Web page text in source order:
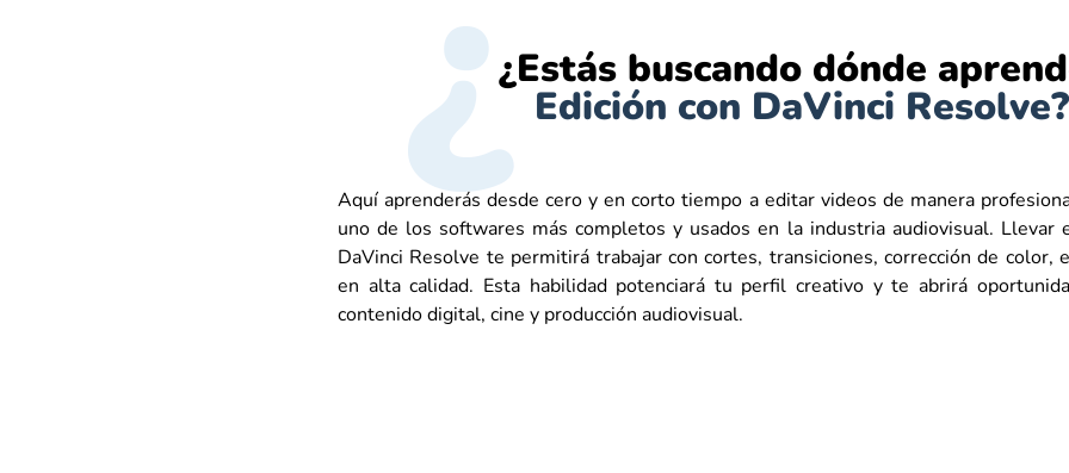
¿Estás buscando dónde
Edición con DaVinci Resolve?
Aquí aprenderás desde cero y en corto tiempo a editar videos de manera
uno de los softwares más completos y usados en la industria audiovisual. Llevar
DaVinci Resolve te permitirá trabajar con cortes, transiciones, corrección de color,
en alta calidad. Esta habilidad potenciará tu perfil creativo y te abrirá
contenido digital, cine y producción audiovisual.